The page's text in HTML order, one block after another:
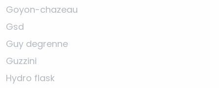
Goyon-chazeau
Gsd
Guy degrenne
Guzzini
Hydro flask